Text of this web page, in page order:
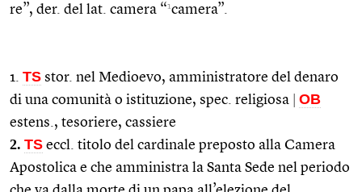
re”, der. del lat. camera “1camera”.
1. TS stor. nel Medioevo, amministratore del denaro
di una comunità o istituzione, spec. religiosa
OB
estens., tesoriere, cassiere
2. TS eccl. titolo del cardinale preposto alla Camera
Apostolica e che amministra la Santa Sede nel periodo